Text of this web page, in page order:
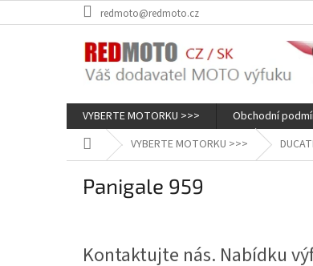
na
redmoto@redmoto.cz
VYBERTE MOTORKU >>> Obchodní
Domů VYBERTE MOTORKU >>> DUCATI
Panigale 959
Kontaktujte nás. Nabídku